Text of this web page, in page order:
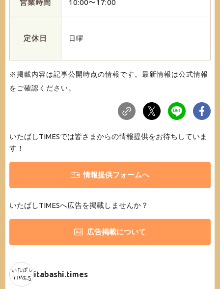
営業時間 10:00〜17:00
定休日 日曜
※掲載内容は記事公開時点の情報です。最新情報は公式情報
をご確認ください。
いたばしTIMESでは皆さまからの情報提供をお待ちしていま
す！
情報提供フォームへ
いたばしTIMESへ広告を掲載しませんか？
広告掲載について
itabashi.times